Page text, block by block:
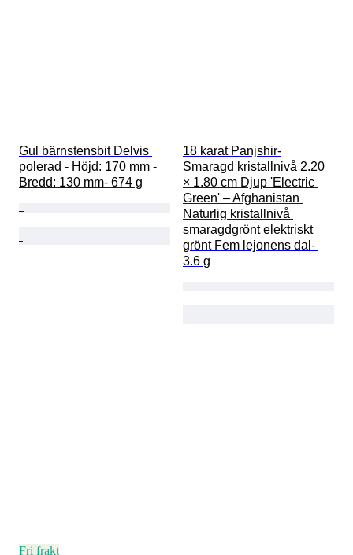
Gul bärnstensbit Delvis
polerad - Höjd: 170 mm -
Bredd: 130 mm- 674 g
18 karat Panjshir-
Smaragd kristallnivå 2.20
× 1.80 cm Djup 'Electric
Green' – Afghanistan
Naturlig kristallnivå
smaragdgrönt elektriskt
grönt Fem lejonens dal-
3.6 g
Fri frakt